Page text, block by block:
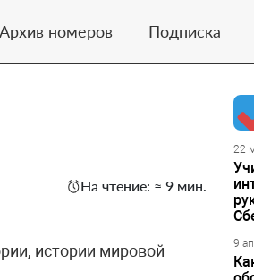
Архив номеров Подписка
На чтение: ≈ 9 мин.
истории мировой
22
9